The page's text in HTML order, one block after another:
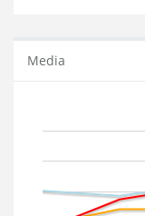
Media